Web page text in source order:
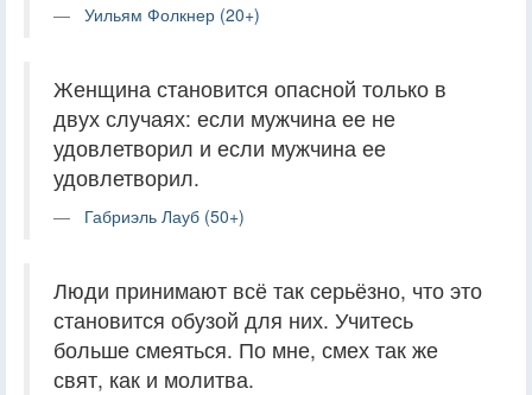
Уильям Фолкнер (20+)
Женщина становится опасной только в
двух случаях: если мужчина ее не
удовлетворил и если мужчина ее
удовлетворил.
Габриэль Лауб (50+)
Люди принимают всё так серьёзно, что это
становится обузой для них. Учитесь
больше смеяться. По мне, смех так же
свят, как и молитва.